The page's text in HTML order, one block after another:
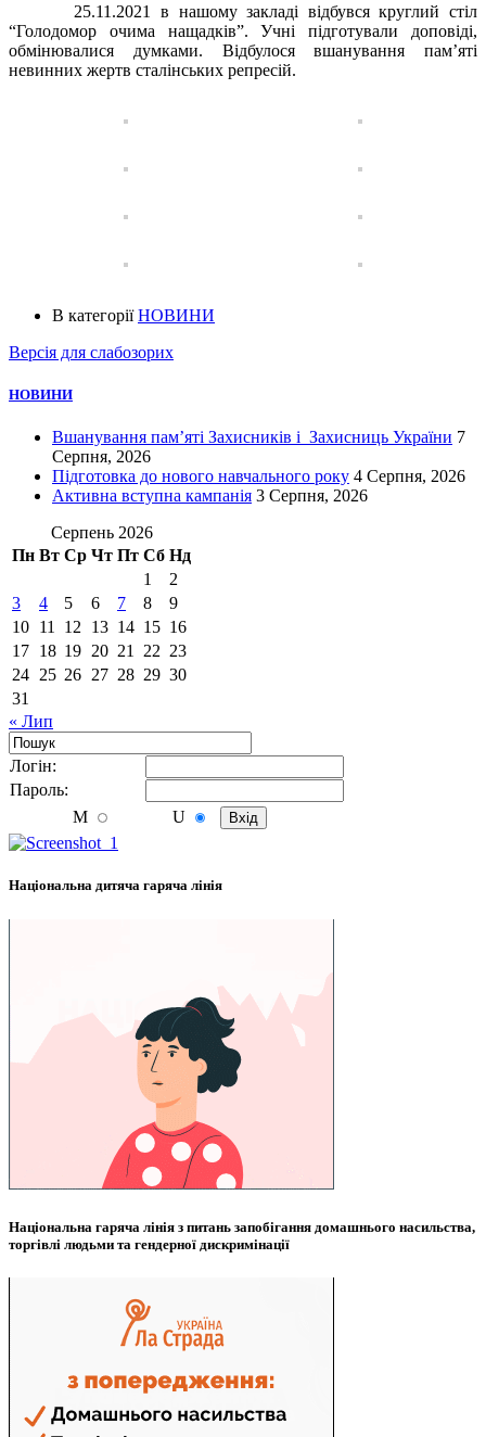
25.11.2021 в нашому закладі відбувся круглий стіл
“Голодомор очима нащадків”. Учні підготували доповіді,
обмінювалися думками. Відбулося вшанування пам’яті
невинних жертв сталінських репресій.
В категоріїНОВИНИ
Версія для слабозорих
НОВИНИ
Вшанування пам’яті Захисників і Захисниць України 7
Серпня, 2026
Підготовка до нового навчального року 4 Серпня, 2026
Активна вступна кампанія 3 Серпня, 2026
Серпень 2026
Пн Вт Ср Чт Пт Сб Нд
1
2
3
4 5 6 7 8
9
10 11 12 13 14 15 16
17 18 19 20 21 22 23
24 25 26 27 28 29 30
31
« Лип
Логiн:
Пароль:
M
U
Національна дитяча гаряча лінія
Національна гаряча лінія з питань запобігання домашнього насильства,
торгівлі людьми та гендерної дискримінації